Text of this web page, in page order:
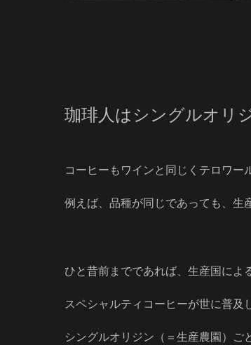
珈琲人はシングルオリ
コーヒーもワインと同じくテロワー
例えば、品種が同じであっても、生
ひと昔前までであれば、生産国によ
スペシャルティコーヒーが世に普及
シングルオリジン（＝生産農園）ご